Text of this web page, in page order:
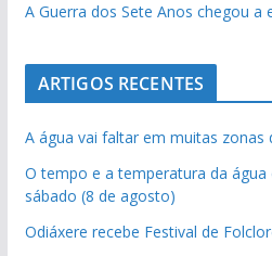
A Guerra dos Sete Anos chegou a
ARTIGOS RECENTES
A água vai faltar em muitas zonas
O tempo e a temperatura da
sábado (8 de agosto)
Odiáxere recebe Festival de